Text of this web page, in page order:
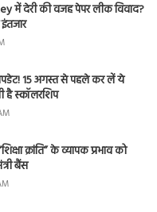
में देरी की वजह पेपर लीक विवाद?
15 अगस्त से पहले कर लें ये
है स्कॉलरशिप
क्रांति” के व्यापक प्रभाव को
बैंस